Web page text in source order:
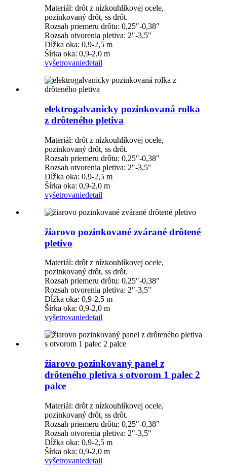
Materiál: drôt z nízkouhlíkovej ocele,
pozinkovaný drôt, ss drôt.
Rozsah priemeru drôtu: 0,25″-0,38″
Rozsah otvorenia pletiva: 2″-3,5″
Dĺžka oka: 0,9-2,5 m
Šírka oka: 0,9-2,0 m
vyšetrovaniedetail
elektrogalvanicky pozinkovaná rolka
z drôteného pletiva
Materiál: drôt z nízkouhlíkovej ocele,
pozinkovaný drôt, ss drôt.
Rozsah priemeru drôtu: 0,25″-0,38″
Rozsah otvorenia pletiva: 2″-3,5″
Dĺžka oka: 0,9-2,5 m
Šírka oka: 0,9-2,0 m
vyšetrovaniedetail
žiarovo pozinkované zvárané drôtené
pletivo
Materiál: drôt z nízkouhlíkovej ocele,
pozinkovaný drôt, ss drôt.
Rozsah priemeru drôtu: 0,25″-0,38″
Rozsah otvorenia pletiva: 2″-3,5″
Dĺžka oka: 0,9-2,5 m
Šírka oka: 0,9-2,0 m
vyšetrovaniedetail
žiarovo pozinkovaný panel z
drôteného pletiva s otvorom 1 palec 2
palce
Materiál: drôt z nízkouhlíkovej ocele,
pozinkovaný drôt, ss drôt.
Rozsah priemeru drôtu: 0,25″-0,38″
Rozsah otvorenia pletiva: 2″-3,5″
Dĺžka oka: 0,9-2,5 m
Šírka oka: 0,9-2,0 m
vyšetrovaniedetail